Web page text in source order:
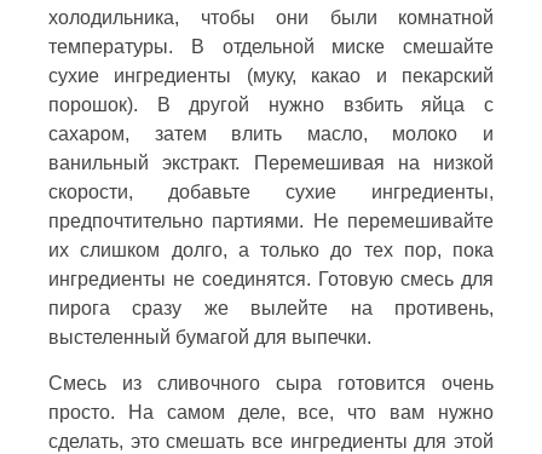
холодильника, чтобы они были комнатной
температуры. В отдельной миске смешайте
сухие ингредиенты (муку, какао и пекарский
порошок). В другой нужно взбить яйца с
сахаром, затем влить масло, молоко и
ванильный экстракт. Перемешивая на низкой
скорости, добавьте сухие ингредиенты,
предпочтительно партиями. Не перемешивайте
их слишком долго, а только до тех пор, пока
ингредиенты не соединятся. Готовую смесь для
пирога сразу же вылейте на противень,
выстеленный бумагой для выпечки.
Смесь из сливочного сыра готовится очень
просто. На самом деле, все, что вам нужно
сделать, это смешать все ингредиенты для этой